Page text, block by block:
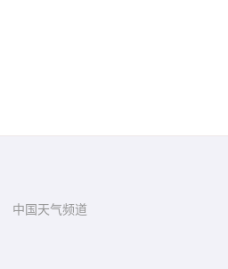
中国天气频道